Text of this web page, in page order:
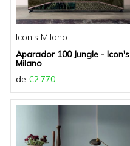
Icon's Milano
Aparador 100 Jungle - Icon's
Milano
de €2.770